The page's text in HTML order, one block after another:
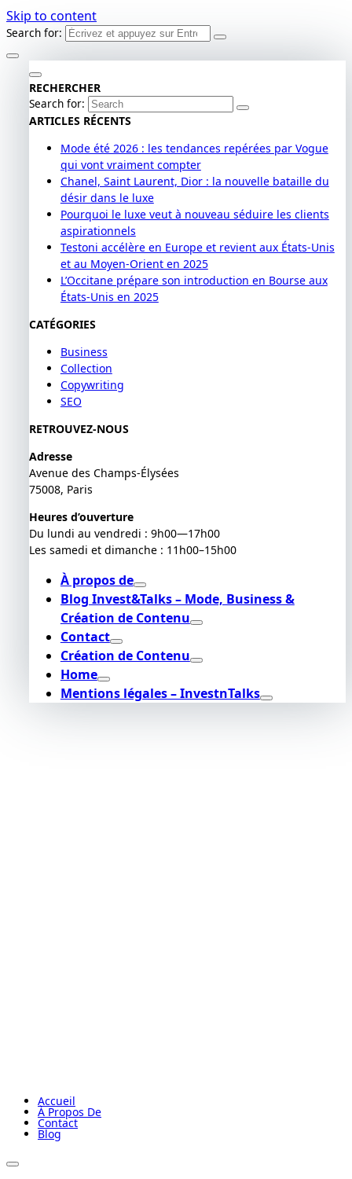
Skip to content
Search for:
RECHERCHER
Search for:
ARTICLES RÉCENTS
Mode été 2026 : les tendances repérées par Vogue
qui vont vraiment compter
Chanel, Saint Laurent, Dior : la nouvelle bataille du
désir dans le luxe
Pourquoi le luxe veut à nouveau séduire les clients
aspirationnels
Testoni accélère en Europe et revient aux États-Unis
et au Moyen-Orient en 2025
L’Occitane prépare son introduction en Bourse aux
États-Unis en 2025
CATÉGORIES
Business
Collection
Copywriting
SEO
RETROUVEZ-NOUS
Adresse
Avenue des Champs-Élysées
75008, Paris
Heures d’ouverture
Du lundi au vendredi : 9h00—17h00
Les samedi et dimanche : 11h00–15h00
À propos de
Blog Invest&Talks – Mode, Business &
Création de Contenu
Contact
Création de Contenu
Home
Mentions légales – InvestnTalks
Accueil
À Propos De
Contact
Blog